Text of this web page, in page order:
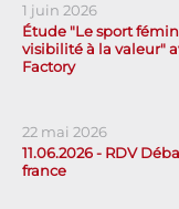
1 juin 2026
Étude "Le sport
visibilité à la valeur"
Factory
22 mai 2026
11.06.2026 - RDV
france